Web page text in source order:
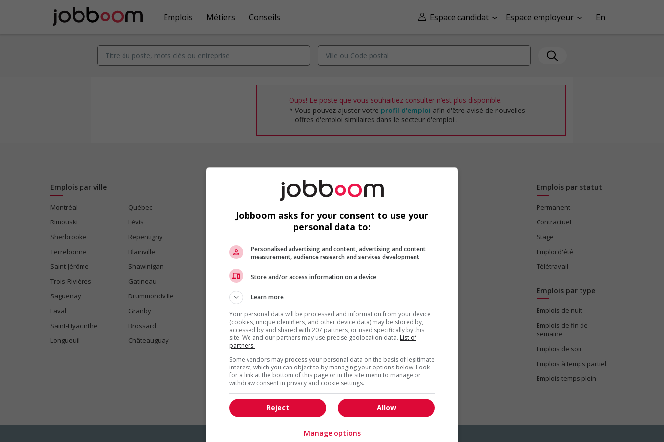
Espace candidat Espace employeur En
Emplois Métiers Conseils
Oups! Le poste que vous souhaitiez consulter n’est plus disponible.
Vous pouvez ajuster votre profil d'emploi afin d'être avisé de nouvelles
offres d'emploi similaires dans le secteur d'emploi .
Emplois par ville
Montréal
Québec
Rimouski
Lévis
Sherbrooke
Repentigny
Terrebonne
Blainville
Saint-Jérôme
Shawinigan
Trois-Rivières
Gatineau
Saguenay
Drummondville
Laval
Granby
Saint-Hyacinthe
Brossard
Longueuil
Châteauguay
Emplois par secteur
Cadres supérieurs
Commerce / Offres de services
diverses
Comptabilité / Assurance
Construction / Manutention
Droit
Ingénierie / Sciences
Marketing / Communication
Ressources humaines
Tourisme / Hôtellerie
Services sociaux
Technologies / médias numériques
Vente / Service à la clientèle
Emplois par statut
Permanent
Contractuel
Stage
Emploi d'été
Télétravail
Emplois par type
Emplois de nuit
Emplois de fin de
semaine
Emplois de soir
Emplois à temps partiel
Emplois temps plein
Jobboom asks for your consent to use your
personal data to:
Personalised advertising and content, advertising and content
measurement, audience research and services development
Store and/or access information on a device
Learn more
Your personal data will be processed and information from your device
(cookies, unique identifiers, and other device data) may be stored by,
accessed by and shared with 207 partners, or used specifically by this
site. We and our partners may use precise geolocation data. List of
partners.
Some vendors may process your personal data on the basis of legitimate
interest, which you can object to by managing your options below. Look
for a link at the bottom of this page or in the site menu to manage or
withdraw consent in privacy and cookie settings.
Allow
Reject
Manage options